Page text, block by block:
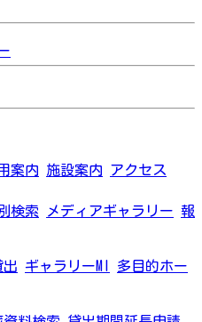
案内 施設案内 アクセス
検索 メディアギャラリー 報
出 ギャラリーMI
多目的ホー